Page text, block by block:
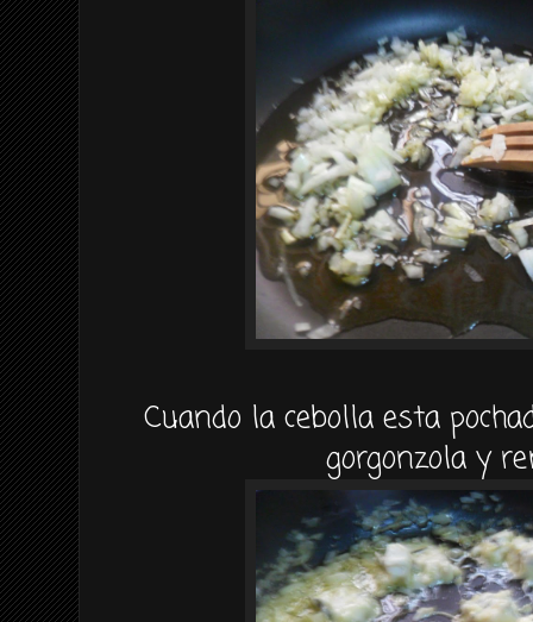
Cuando la cebolla esta
gorgonzola y